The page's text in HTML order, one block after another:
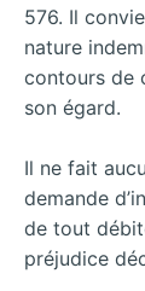
576. Il
nature
contours de
son égard.
Il ne fait
demande
de tout
préjudice